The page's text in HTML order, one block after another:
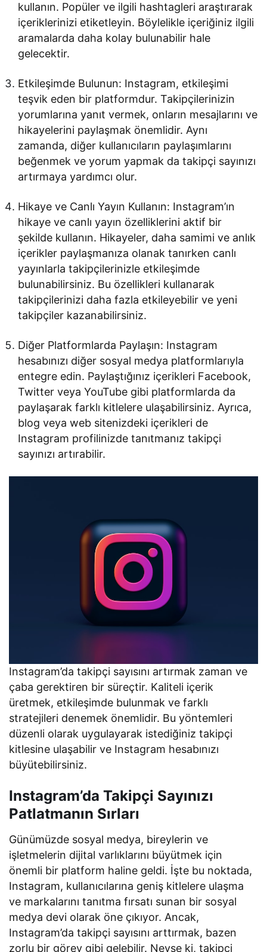
kullanın. Popüler ve ilgili hashtagleri araştırarak
içeriklerinizi etiketleyin. Böylelikle içeriğiniz ilgili
aramalarda daha kolay bulunabilir hale
gelecektir.
Etkileşimde Bulunun: Instagram, etkileşimi
teşvik eden bir platformdur. Takipçilerinizin
yorumlarına yanıt vermek, onların mesajlarını ve
hikayelerini paylaşmak önemlidir. Aynı
zamanda, diğer kullanıcıların paylaşımlarını
beğenmek ve yorum yapmak da takipçi sayınızı
artırmaya yardımcı olur.
Hikaye ve Canlı Yayın Kullanın: Instagram’ın
hikaye ve canlı yayın özelliklerini aktif bir
şekilde kullanın. Hikayeler, daha samimi ve anlık
içerikler paylaşmanıza olanak tanırken canlı
yayınlarla takipçilerinizle etkileşimde
bulunabilirsiniz. Bu özellikleri kullanarak
takipçilerinizi daha fazla etkileyebilir ve yeni
takipçiler kazanabilirsiniz.
Diğer Platformlarda Paylaşın: Instagram
hesabınızı diğer sosyal medya platformlarıyla
entegre edin. Paylaştığınız içerikleri Facebook,
Twitter veya YouTube gibi platformlarda da
paylaşarak farklı kitlelere ulaşabilirsiniz. Ayrıca,
blog veya web sitenizdeki içerikleri de
Instagram profilinizde tanıtmanız takipçi
sayınızı artırabilir.
Instagram’da takipçi sayısını artırmak zaman ve
çaba gerektiren bir süreçtir. Kaliteli içerik
üretmek, etkileşimde bulunmak ve farklı
stratejileri denemek önemlidir. Bu yöntemleri
düzenli olarak uygulayarak istediğiniz takipçi
kitlesine ulaşabilir ve Instagram hesabınızı
büyütebilirsiniz.
Instagram’da Takipçi Sayınızı
Patlatmanın Sırları
Günümüzde sosyal medya, bireylerin ve
işletmelerin dijital varlıklarını büyütmek için
önemli bir platform haline geldi. İşte bu noktada,
Instagram, kullanıcılarına geniş kitlelere ulaşma
ve markalarını tanıtma fırsatı sunan bir sosyal
medya devi olarak öne çıkıyor. Ancak,
Instagram’da takipçi sayısını arttırmak, bazen
zorlu bir görev gibi gelebilir. Neyse ki, takipçi